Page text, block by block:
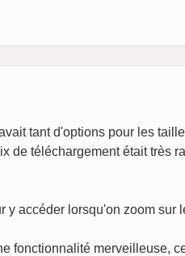
tant d'options pour les
de téléchargement était très
y accéder lorsqu'on zoom sur
fonctionnalité merveilleuse,